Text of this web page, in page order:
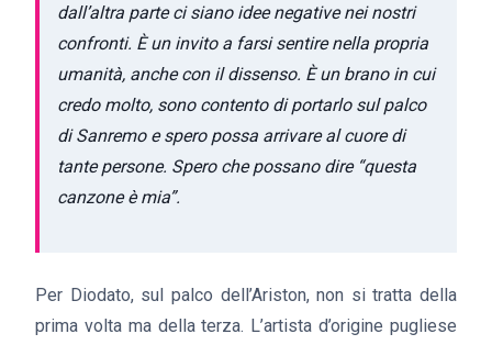
dall’altra parte ci siano idee negative nei nostri
confronti. È un invito a farsi sentire nella propria
umanità, anche con il dissenso. È un brano in cui
credo molto, sono contento di portarlo sul palco
di Sanremo e spero possa arrivare al cuore di
tante persone. Spero che possano dire “questa
canzone è mia”.
Per Diodato, sul palco dell’Ariston, non si tratta della
prima volta ma della terza. L’artista d’origine pugliese